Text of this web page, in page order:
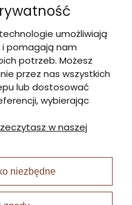
umożliwiają
i pomagają nam
potrzeb. Możesz
przez nas wszystkich
lub dostosować
wybierając
w naszej
niezbędne